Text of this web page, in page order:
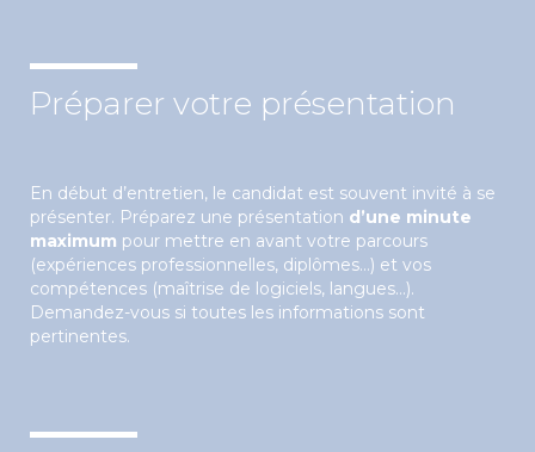
Préparer votre présentation
En début d’entretien, le candidat est souvent invité à se
présenter. Préparez une présentation d’une minute
maximum pour mettre en avant votre parcours
(expériences professionnelles, diplômes…) et vos
compétences (maîtrise de logiciels, langues…).
Demandez-vous si toutes les informations sont
pertinentes.